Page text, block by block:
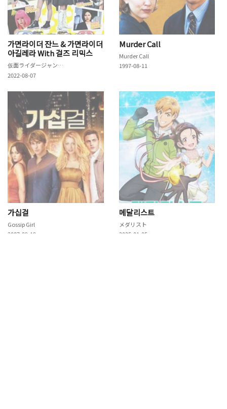
가면라이더 잔느 & 가면라이더
아길레라 With 걸즈 리믹스
仮面ライダージャンヌ＆仮面ライダーアギレラ withガールズリミックス
2022-08-07
Murder Call
Murder Call
1997-08-11
가십걸
Gossip Girl
2007-09-19
메달리스트
メダリスト
2025-01-05